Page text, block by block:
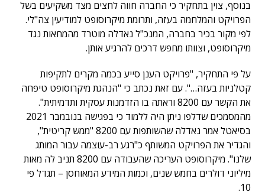
בנוסף, צוין בתחקיר כי החברה חווה לחצים מצד משקיעים בשל
הפרויקט והמלחמה בעזה, ותרומת מיקרוסופט למודיעין צה"לי.
לפי מקור בכיר בחברה, המנכ"ל נאדלה מוטרד מהמחאות נגד
מיקרוסופט, וצוותו מחפש דרכים להרגיע אותן.
על פי התחקיר, "פרויקט הענן סייע בכמה מקרים לתקיפות
קטלניות בעזה…". עם זאת נכתב כי "הנהגת מיקרוסופט טיפחה
את הקשר עם 8200 וראתה בו הזדמנות עסקית ותדמיתית".
מהמסמכים שדלפו ניתן היה ללמוד כי בפגישה בנובמבר 2021
בסיאטל אמר נאדלה שהשותפות עם 8200 "ממש קריטית",
והגדיר את הפרויקט המשותף כ"רגע רב-עוצמה עבור המותג
שלנו". מיקרוסופט העריכה שהעבודה עם 8200 תניב לה מאות
מיליוני דולרים בחמש שנים, וכמות המידע המאוחסן – תגדל פי
10.